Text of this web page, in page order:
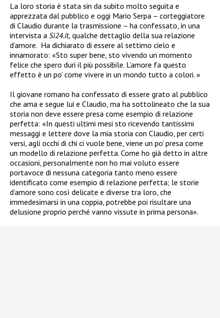
La loro storia è stata sin da subito molto seguita e
apprezzata dal pubblico e oggi Mario Serpa – corteggiatore
di Claudio durante la trasmissione – ha confessato, in una
intervista a Sì24.it, qualche dettaglio della sua relazione
d’amore. Ha dichiarato di essere al settimo cielo e
innamorato: «Sto super bene, sto vivendo un momento
felice che spero duri il più possibile. L’amore fa questo
effetto è un po’ come vivere in un mondo tutto a colori. »
Il giovane romano ha confessato di essere grato al pubblico
che ama e segue lui e Claudio, ma ha sottolineato che la sua
storia non deve essere presa come esempio di relazione
perfetta: «In questi ultimi mesi sto ricevendo tantissimi
messaggi e lettere dove la mia storia con Claudio, per certi
versi, agli occhi di chi ci vuole bene, viene un po’ presa come
un modello di relazione perfetta. Come ho già detto in altre
occasioni, personalmente non ho mai voluto essere
portavoce di nessuna categoria tanto meno essere
identificato come esempio di relazione perfetta; le storie
d’amore sono così delicate e diverse tra loro, che
immedesimarsi in una coppia, potrebbe poi risultare una
delusione proprio perché vanno vissute in prima persona».